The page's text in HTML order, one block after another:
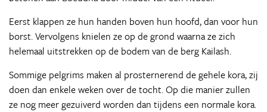
Eerst klappen ze hun handen boven hun hoofd, dan voor hun
borst. Vervolgens knielen ze op de grond waarna ze zich
helemaal uitstrekken op de bodem van de berg Kailash.
Sommige pelgrims maken al prosternerend de gehele kora, zij
doen dan enkele weken over de tocht. Op die manier zullen
ze nog meer gezuiverd worden dan tijdens een normale kora.